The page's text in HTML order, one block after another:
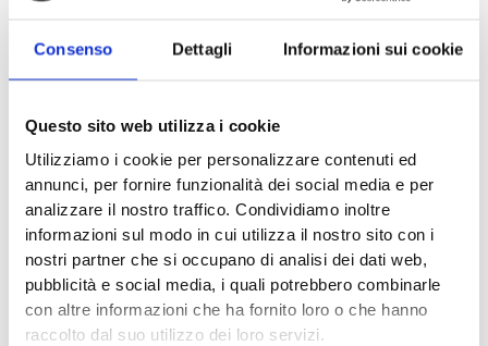
Consenso Dettagli Informazioni sui cookie
Questo sito web utilizza i cookie
Utilizziamo i cookie per personalizzare contenuti ed
annunci, per fornire funzionalità dei social media e per
analizzare il nostro traffico. Condividiamo inoltre
informazioni sul modo in cui utilizza il nostro sito con i
nostri partner che si occupano di analisi dei dati web,
pubblicità e social media, i quali potrebbero combinarle
con altre informazioni che ha fornito loro o che hanno
raccolto dal suo utilizzo dei loro servizi.
quadro delle dimensioni quantitative
alla
costruzione di percorsi per la vita indipendente
tempo sono attivi sul territorio regionale, in particolare
attraverso i progetti “Dopo di Noi”. Inoltre contiene anche
degliapprofondimenti inerenti il Piano Nazionale di Ripresa e
Resilienza (PNRR), la Legge delega n. 227/2021 e i Livelli
Essenziali delle Prestazioni Sociali (LEPS).